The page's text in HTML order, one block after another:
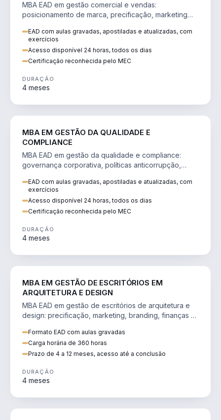
MBA EAD em gestão comercial e vendas:
posicionamento de marca, precificação, marketing
EAD com aulas gravadas, apostiladas e atualizadas, com
exercícios
Acesso disponível 24 horas, todos os dias
Certificação reconhecida pelo MEC
DURAÇÃO
4 meses
MBA EM GESTÃO DA QUALIDADE E
COMPLIANCE
MBA EAD em gestão da qualidade e compliance:
governança corporativa, políticas anticorrupção,
EAD com aulas gravadas, apostiladas e atualizadas, com
exercícios
Acesso disponível 24 horas, todos os dias
Certificação reconhecida pelo MEC
DURAÇÃO
4 meses
MBA EM GESTÃO DE ESCRITÓRIOS EM
ARQUITETURA E DESIGN
MBA EAD em gestão de escritórios de arquitetura e
design: precificação, marketing, branding, finanças e
Formato EAD com aulas gravadas
Carga horária de 360 horas
Prazo de 4 a 12 meses, acesso até a conclusão
DURAÇÃO
4 meses